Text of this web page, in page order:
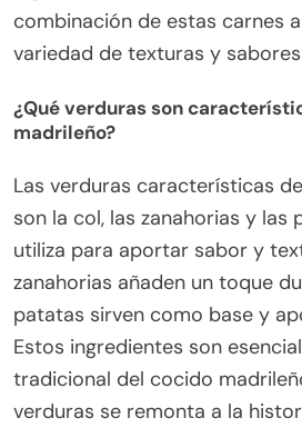
combinación de estas carnes
variedad de texturas y
¿Qué verduras son
madrileño?
Las verduras características
son la col, las zanahorias y las
utiliza para aportar sabor y
zanahorias añaden un toque
patatas sirven como base y
Estos ingredientes son
tradicional del cocido
verduras se remonta a la